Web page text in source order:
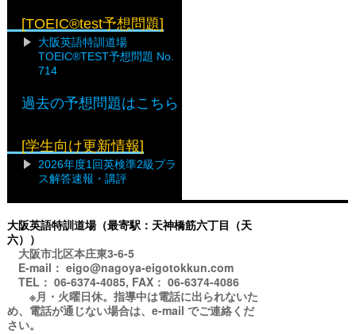
[TOEIC®test予想問題]
大阪英語特訓道場
TOEIC®TEST予想問題 No.
714
過去の予想問題はこちら
[学生向け更新情報]
2026年度1回英検準2級プラ
ス解答速報・講評
大阪英語特訓道場（最寄駅：天神橋筋六丁目（天
六））
大阪市北区本庄東3-6-5
E-mail： eigo@nagoya-eigotokkun.com
TEL： 06-6374-4085, FAX： 06-6374-4086
※月・火曜日休。指導中は電話に出られないた
め、電話が通じない場合は、e-mail でご連絡くだ
さい。